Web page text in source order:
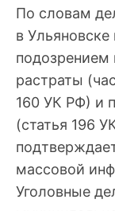
По словам
в Ульяновске
подозрением
растраты
160 УК РФ) и
(статья 196
массовой
Уголовные